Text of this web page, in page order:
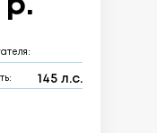
р.
145 л.с.